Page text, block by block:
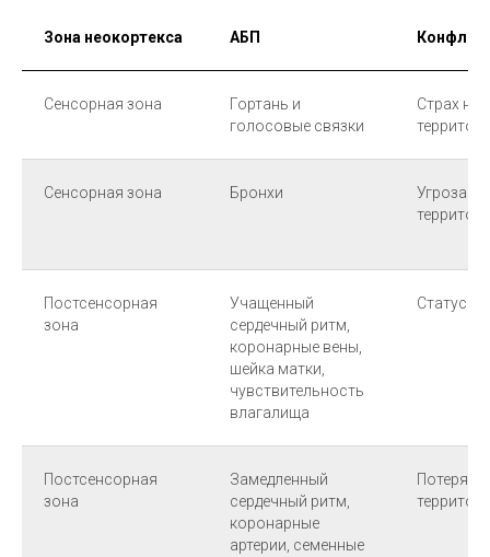
Зона неокортекса АБП
Сенсорная зона
Гортань и
голосовые связки
Страх на
Сенсорная зона Бронхи
Угроза
Постсенсорная
зона
Учащенный
сердечный ритм,
коронарные вены,
шейка матки,
чувствительность
влагалища
Статус
Постсенсорная
зона
Замедленный
сердечный ритм,
коронарные
артерии, семенные
Потеря